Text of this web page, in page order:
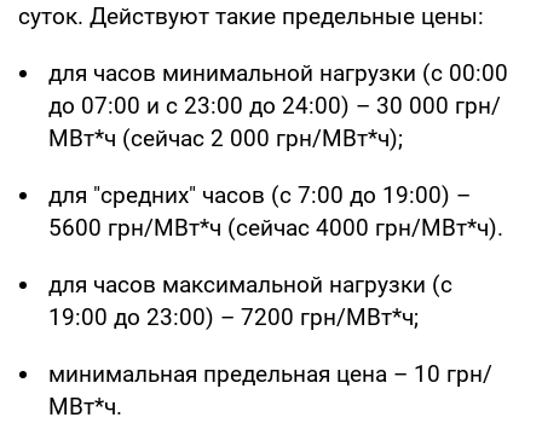
суток. Действуют такие предельные цены:
для часов минимальной нагрузки (с 00:00
до 07:00 и с 23:00 до 24:00) – 30 000 грн/
МВт*ч (сейчас 2 000 грн/МВт*ч);
для "средних" часов (с 7:00 до 19:00) –
5600 грн/МВт*ч (сейчас 4000 грн/МВт*ч).
для часов максимальной нагрузки (с
19:00 до 23:00) – 7200 грн/МВт*ч;
минимальная предельная цена – 10 грн/
МВт*ч.